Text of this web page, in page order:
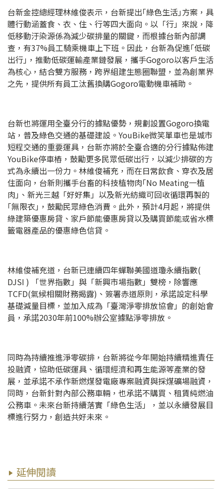
台新金控總經理林維俊表示，台新提出｢綠色生活｣方案，具
體行動涵蓋食、衣、住、行等四大面向。以「行」來說，降
低移動汙染源係為減少碳排量的關鍵，而根據台新內部調
查，有37%員工騎乘機車上下班。因此，台新為促進｢低碳
出行｣，推動低碳運輸產業鏈發展，攜手Gogoro以客戶生活
為核心，結合雙方服務，跨界組建生態圈聯盟，並為創業界
之先，提供所有員工汰舊換購Gogoro電動機車補助。
台新也將運用全臺分行的據點優勢，規劃設置Gogoro換電
站，普及綠色交通的基礎建設。YouBike微笑單車也是城市
短程交通的重要運具，台新亦將於全臺合適的分行據點佈建
YouBike停車樁，鼓勵更多民眾低碳出行，以減少排碳的方
式為永續出一份力。林維俊補充，而在日常飲食、穿衣及居
住面向，台新則攜手台畜的科技植物肉｢No Meating一植
肉｣、新光三越「好好集」以及新光紡織可回收循環再製的
｢無限衣｣，鼓勵民眾綠色消費。此外，預計4月起，將提供
綠建築優惠房貸、家戶節能優惠房貸以及購買節能或省水標
籤電器產品的優惠綠色信貸。
林維俊補充道，台新已連續四年蟬聯美國道瓊永續指數(
DJSI ) 「世界指數」與「新興市場指數」雙榜，除響應
TCFD(氣候相關財務揭露)、簽署赤道原則，承諾設定科學
基礎減量目標，並加入成為「臺灣淨零排放協會」的創始會
員，承諾2030年前100%辦公室據點淨零排放。
同時為持續推進淨零碳排，台新將從今年開始持續精進責任
投融資，協助低碳運具、循環經濟和再生能源等產業的發
展，並承諾不承作新燃煤發電廠專案融資與採煤礦場融資，
同時，台新針對內部公務車輛，也承諾不購買、租賃純燃油
公務車。未來台新持續落實「綠色生活」，並以永續發展目
標進行努力，創造共好未來。
延伸閱讀